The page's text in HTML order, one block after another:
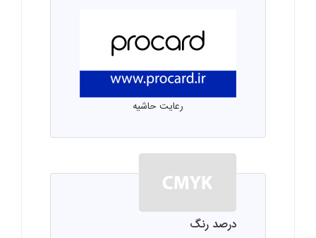
رعایت حاشیه
درصد رنگ